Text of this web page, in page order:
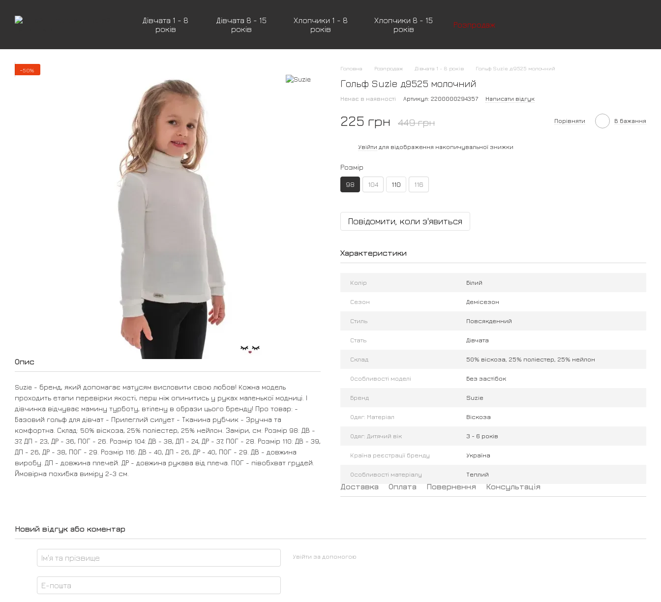
Дівчата 1 - 8
років
Дівчата 8 - 15
років
Хлопчики 1 - 8
років
Хлопчики 8 - 15
років
Розпродаж
−50%
Опис
Suzie - бренд, який допомагає матусям висловити свою любов! Кожна модель
проходить етапи перевірки якості, перш ніж опинитись у руках маленької модниці. І
дівчинка відчуває мамину турботу, втілену в образи цього бренду! Про товар: -
Базовий гольф для дівчат - Прилеглий силует - Тканина рубчик - Зручна та
комфортна. Склад: 50% віскоза, 25% поліестер, 25% нейлон. Заміри, см: Розмір 98: ДВ -
37, ДП - 23, ДР - 36, ПОГ - 26. Розмір 104: ДВ - 38, ДП - 24, ДР - 37, ПОГ - 28. Розмір 110: ДВ - 39,
ДП - 26, ДР - 38, ПОГ - 29. Розмір 116: ДВ - 40, ДП - 26, ДР - 40, ПОГ - 29. ДВ - довжина
виробу. ДП - довжина плечей. ДР - довжина рукава від плеча. ПОГ - півобхват грудей.
Ймовірна похибка виміру 2-3 см.
Головна Розпродаж Дівчата 1 - 8 років Гольф Suzie д9525 молочний
Гольф Suzie д9525 молочний
Немає в наявності Артикул: 2200000294357 Написати відгук
225 грн 449 грн Порівняти В бажання
Увійти для відображення накопичувальної знижки
Розмір
98 104 110 116
Повідомити, коли з'явиться
Характеристики
Колір Білий
Сезон Демісезон
Стиль Повсякденний
Стать Дівчата
Склад 50% віскоза, 25% поліестер, 25% нейлон
Особливості моделі Без застібок
Бренд Suzie
Одяг: Матеріал Віскоза
Одяг: Дитячий вік 3 - 6 років
Країна реєстрації бренду Україна
Особливості матеріалу Теплий
Доставка Оплата Повернення Консультація
Новий відгук або коментар
Увійти за допомогою